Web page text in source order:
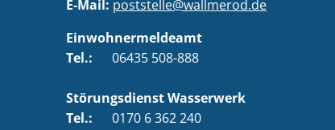
E-Mail: poststelle@wallmerod.de
Einwohnermeldeamt
Tel.: 06435 508-888
Störungsdienst Wasserwerk
Tel.: 0170 6 362 240